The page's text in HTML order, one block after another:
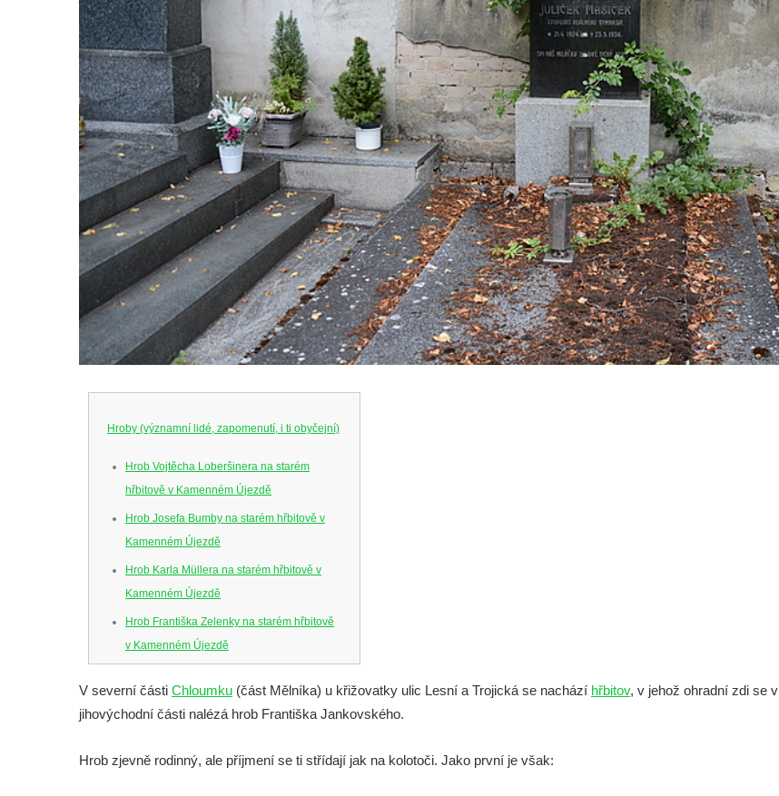
Hroby (významní lidé, zapomenutí, i ti obyčejní)
Hrob Vojtěcha Loberšinera na starém
hřbitově v Kamenném Újezdě
Hrob Josefa Bumby na starém hřbitově v
Kamenném Újezdě
Hrob Karla Müllera na starém hřbitově v
Kamenném Újezdě
Hrob Františka Zelenky na starém hřbitově
v Kamenném Újezdě
Kamenném Újezdě
V severní části Chloumku (část Mělníka) u křižovatky ulic Lesní a Trojická se nachází hřbitov, v jehož ohradní zdi se v
jihovýchodní části nalézá hrob Františka Jankovského.
Hrob zjevně rodinný, ale příjmení se ti střídají jak na kolotoči. Jako první je však: